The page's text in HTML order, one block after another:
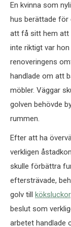
En kvinna som
hus berättade för
att få sitt hem att
inte riktigt var
renoveringens
handlade om att
möbler. Väggar
golven behövde
rummen.
Efter att ha
verkligen
skulle förbättra
eftersträvade,
golv till köksluckor
beslut som
arbetet handlade